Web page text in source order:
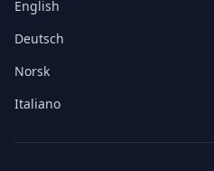
English
Deutsch
Norsk
Italiano